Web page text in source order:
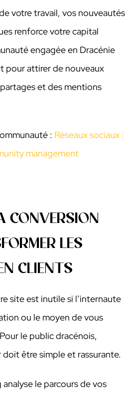
votre travail, vos nouveautés
renforce votre capital
engagée en Dracénie
pour attirer de nouveaux
et des mentions
: Réseaux sociaux :
management
CONVERSION
LES
CLIENTS
site est inutile si l’internaute
ou le moyen de vous
le public dracénois,
doit être simple et rassurante.
le parcours de vos